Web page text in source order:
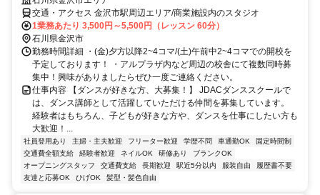
交通・アクセス 金沢市駅周辺エリア/商業施設内のスタジオ
1業務あたり 3,500円～5,500円（レッスン 60分）
石川県金沢市
勤務時間詳細 ・(金)夕方以降2~4コマ/(土)午前中2~4コマでの開校を
予定しております！ ・アルプラザ内など周辺の校舎にて複数同時募
集中！興味がありましたらぜひ一度ご連絡ください。
仕事内容 【ダンスが好きな方、大募集！】 JDACダンススクールで
は、ダンス講師として活躍していただける仲間を募集しています。
経験者はもちろん、子どもが好きな方や、ダンスを仕事にしたい方も
大歓迎！...
社員登用あり 主婦・主夫歓迎 フリーター歓迎 学歴不問 車通勤OK
固定時間制
交通費全額支給
経験者歓迎 ネイルOK 研修あり
ブランクOK
オープニングスタッフ
交通費支給 長期歓迎 駅近5分以内 服装自由
履歴書不要
友達と応募OK
ひげOK 髪型・髪色自由